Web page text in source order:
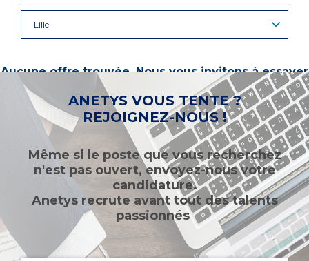
Lille
Aucune offre trouvée. Nous vous invitons à essayer
d’autres mots-clés ou à sélectionner un « métier ».
ANETYS VOUS TENTE ?
REJOIGNEZ-NOUS !
Même si le poste que vous recherchez
n'est pas ouvert, envoyez-nous votre
candidature.
Anetys recrute avant tout des talents
passionnés